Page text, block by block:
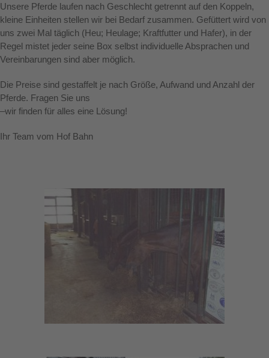
Unsere Pferde laufen nach Geschlecht getrennt auf den Koppeln,
kleine Einheiten stellen wir bei Bedarf zusammen. Gefüttert wird von
uns zwei Mal täglich (Heu; Heulage; Kraftfutter und Hafer), in der
Regel mistet jeder seine Box selbst individuelle Absprachen und
Vereinbarungen sind aber möglich.
Die Preise sind gestaffelt je nach Größe, Aufwand und Anzahl der
Pferde. Fragen Sie uns
–wir finden für alles eine Lösung!
Ihr Team vom Hof Bahn